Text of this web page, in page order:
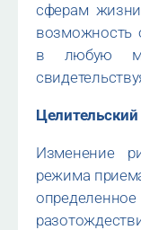
сферам
возможность
в любую
Изменение
режима